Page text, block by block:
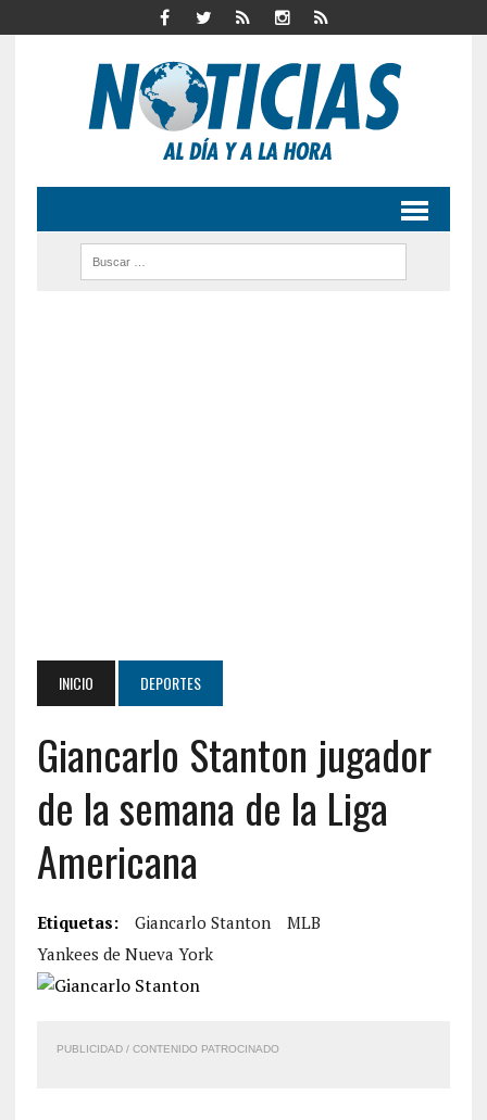
INICIO DEPORTES
Giancarlo Stanton jugador
de la semana de la Liga
Americana
Etiquetas: Giancarlo Stanton
MLB
Yankees de Nueva York
PUBLICIDAD / CONTENIDO PATROCINADO